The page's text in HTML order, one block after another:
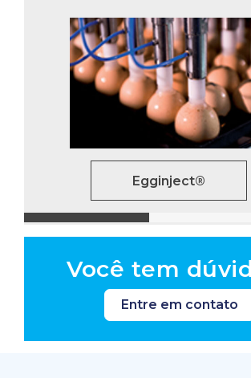
Egginject®
Você tem
Entre em contato